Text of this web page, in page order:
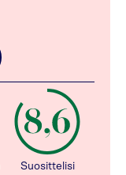
Suosittelisi